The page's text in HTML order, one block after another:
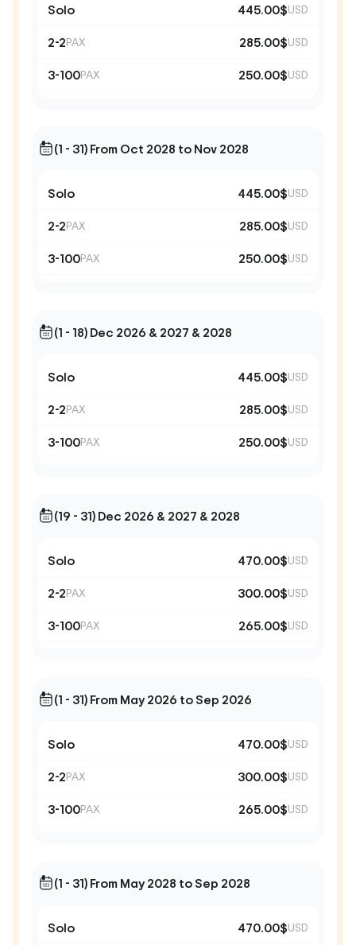
Solo 445.00$USD
2-2PAX 285.00$USD
3-100PAX 250.00$USD
(1 - 31) From Oct 2028 to Nov 2028
Solo 445.00$USD
2-2PAX 285.00$USD
3-100PAX 250.00$USD
(1 - 18) Dec 2026 & 2027 & 2028
Solo 445.00$USD
2-2PAX 285.00$USD
3-100PAX 250.00$USD
(19 - 31) Dec 2026 & 2027 & 2028
Solo 470.00$USD
2-2PAX 300.00$USD
3-100PAX 265.00$USD
(1 - 31) From May 2026 to Sep 2026
Solo 470.00$USD
2-2PAX 300.00$USD
3-100PAX 265.00$USD
(1 - 31) From May 2028 to Sep 2028
Solo 470.00$USD